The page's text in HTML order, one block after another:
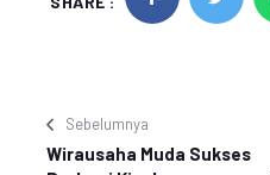
Sebelumnya
Wirausaha Muda Sukses